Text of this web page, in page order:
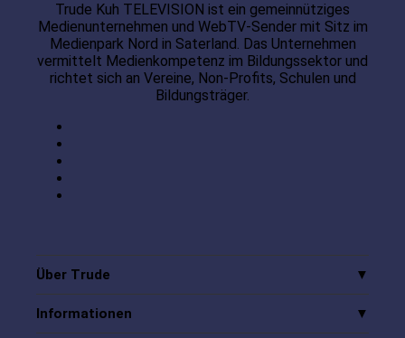
Trude Kuh TELEVISION ist ein gemeinnütziges
Medienunternehmen und WebTV-Sender mit Sitz im
Medienpark Nord in Saterland. Das Unternehmen
vermittelt Medienkompetenz im Bildungssektor und
richtet sich an Vereine, Non-Profits, Schulen und
Bildungsträger.
Über Trude
Informationen